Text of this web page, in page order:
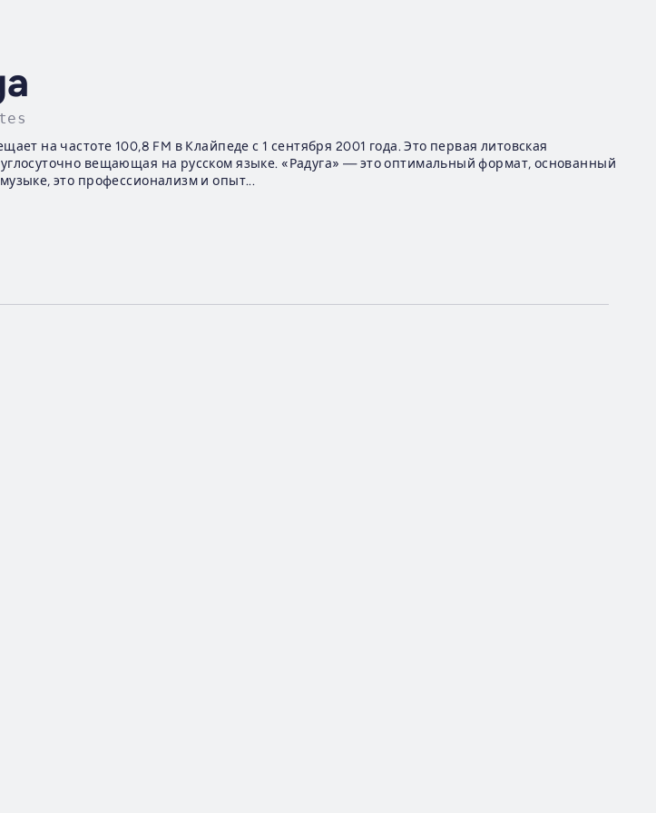
на частоте 100,8 FM в Клайпеде с 1 сентября 2001 года. Это первая литовская
вещающая на русском языке. «Радуга» — это оптимальный формат, основанный
это профессионализм и опыт...